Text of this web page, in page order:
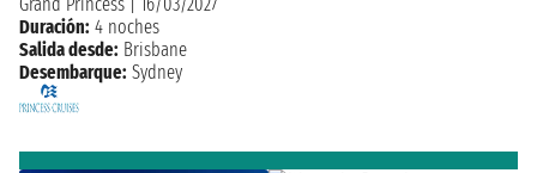
Duración: 4 noches
Salida desde: Brisbane
Desembarque: Sydney